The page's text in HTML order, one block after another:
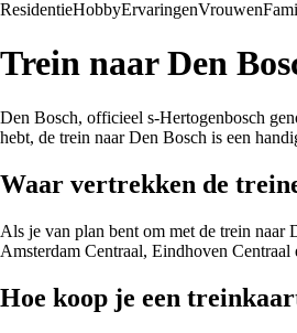
ResidentieHobbyErvaringenVrouwen
Trein naar Den
Den Bosch, officieel s-Hertogenbosch
hebt, de trein naar Den Bosch is een
Waar vertrekken de
Als je van plan bent om met de trein naar
Amsterdam Centraal, Eindhoven
Hoe koop je een